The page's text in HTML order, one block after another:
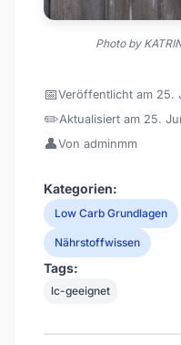
Photo by
📅Veröffentlicht am 25.
✏️Aktualisiert am 25.
👤Von adminmm
Kategorien:
Low Carb Grundlagen
Nährstoffwissen
Tags:
lc-geeignet